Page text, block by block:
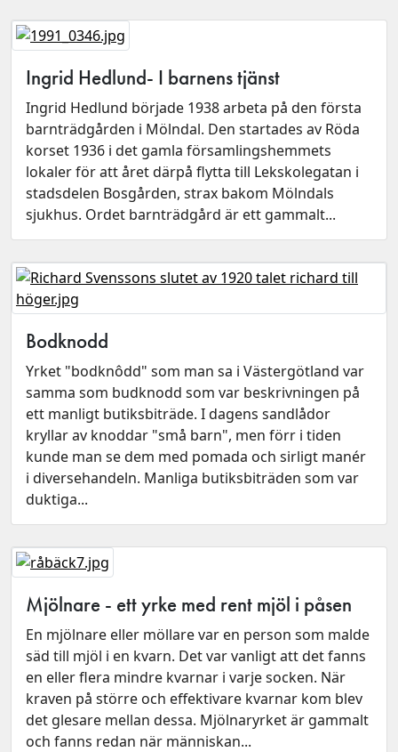
Ingrid Hedlund- I barnens tjänst
Ingrid Hedlund började 1938 arbeta på den första
barnträdgården i Mölndal. Den startades av Röda
korset 1936 i det gamla församlingshemmets
lokaler för att året därpå flytta till Lekskolegatan i
stadsdelen Bosgården, strax bakom Mölndals
sjukhus. Ordet barnträdgård är ett gammalt...
Bodknodd
Yrket "bodknôdd" som man sa i Västergötland var
samma som budknodd som var beskrivningen på
ett manligt butiksbiträde. I dagens sandlådor
kryllar av knoddar "små barn", men förr i tiden
kunde man se dem med pomada och sirligt manér
i diversehandeln. Manliga butiksbiträden som var
duktiga...
Mjölnare - ett yrke med rent mjöl i påsen
En mjölnare eller möllare var en person som malde
säd till mjöl i en kvarn. Det var vanligt att det fanns
en eller flera mindre kvarnar i varje socken. När
kraven på större och effektivare kvarnar kom blev
det glesare mellan dessa. Mjölnaryrket är gammalt
och fanns redan när människan...